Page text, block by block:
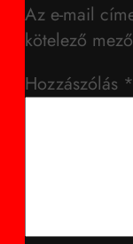
Az e-mail
kötelező
Hozzászólás *